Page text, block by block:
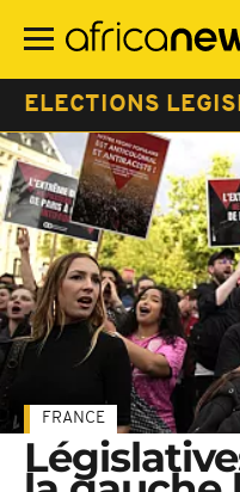
contenu
ELECTIONS
FRANCE